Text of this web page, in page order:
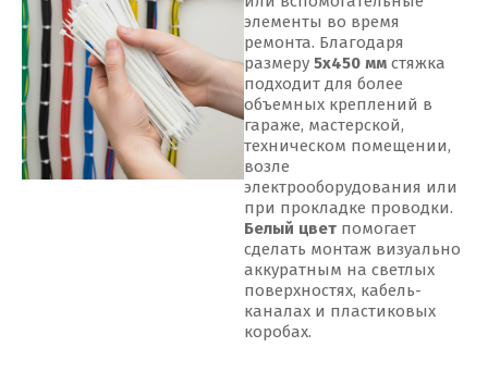
элементы во время
ремонта. Благодаря
размеру 5x450 мм стяжка
подходит для более
объемных креплений в
гараже, мастерской,
техническом помещении,
возле
электрооборудования или
при прокладке проводки.
Белый цвет помогает
сделать монтаж визуально
аккуратным на светлых
поверхностях, кабель-
каналах и пластиковых
коробах.